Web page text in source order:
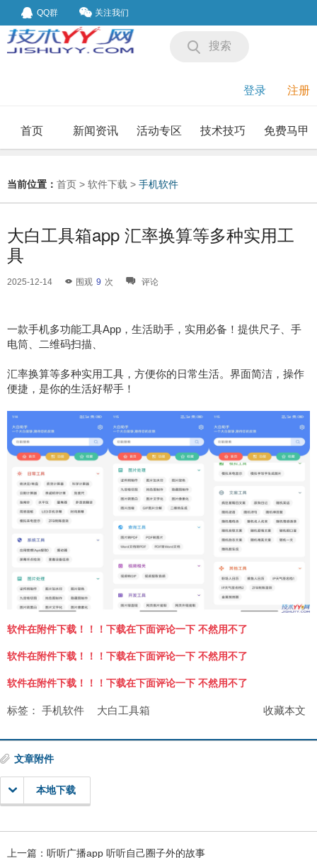
QQ群 关注我们
搜索
登录 注册
首页 新闻资讯 活动专区 技术技巧 免费马甲
当前位置： 首页 > 软件下载 > 手机软件
大白工具箱app 汇率换算等多种实用工
具
2025-12-14 围观 9 次 评论
一款手机多功能工具App，生活助手，实用必备！提供尺子、手
电筒、二维码扫描、
汇率换算等多种实用工具，方便你的日常生活。界面简洁，操作
便捷，是你的生活好帮手！
软件在附件下载！！！下载在下面评论一下 不然用不了
软件在附件下载！！！下载在下面评论一下 不然用不了
软件在附件下载！！！下载在下面评论一下 不然用不了
收藏本文
标签： 手机软件 大白工具箱
文章附件
本地下载
上一篇： 听听广播app 听听自己圈子外的故事